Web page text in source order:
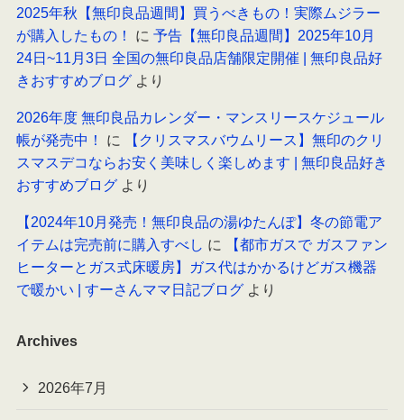
2025年秋【無印良品週間】買うべきもの！実際ムジラー
が購入したもの！
に 予告【無印良品週間】2025年10月
24日~11月3日 全国の無印良品店舗限定開催 | 無印良品好
きおすすめブログより
2026年度 無印良品カレンダー・マンスリースケジュール
帳が発売中！
に
【クリスマスバウムリース】無印のクリ
スマスデコならお安く美味しく楽しめます | 無印良品好き
おすすめブログより
【2024年10月発売！無印良品の湯ゆたんぽ】冬の節電ア
イテムは完売前に購入すべし に
【都市ガスで ガスファン
ヒーターとガス式床暖房】ガス代はかかるけどガス機器
で暖かい | すーさんママ日記ブログより
Archives
2026年7月